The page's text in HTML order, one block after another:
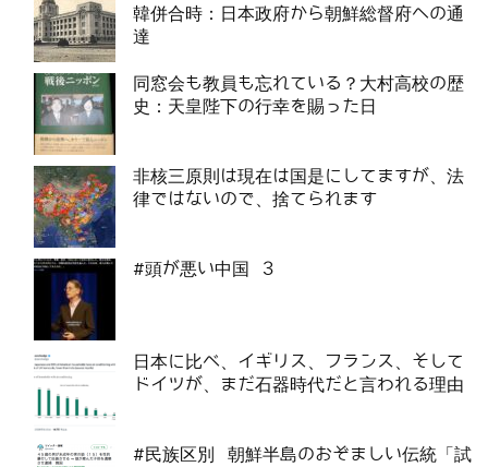
韓併合時：日本政府から朝鮮総督府への通
達
同窓会も教員も忘れている？大村高校の歴
史：天皇陛下の行幸を賜った日
非核三原則は現在は国是にしてますが、法
律ではないので、捨てられます
#頭が悪い中国 3
日本に比べ、イギリス、フランス、そして
ドイツが、まだ石器時代だと言われる理由
#民族区別 朝鮮半島のおぞましい伝統「試